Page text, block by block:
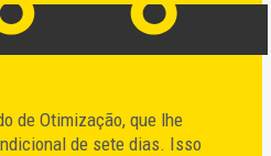
de Otimização, que lhe
de sete dias. Isso